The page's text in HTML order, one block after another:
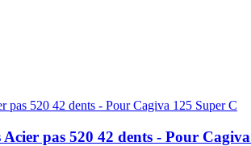
pas 520 42 dents - Pour